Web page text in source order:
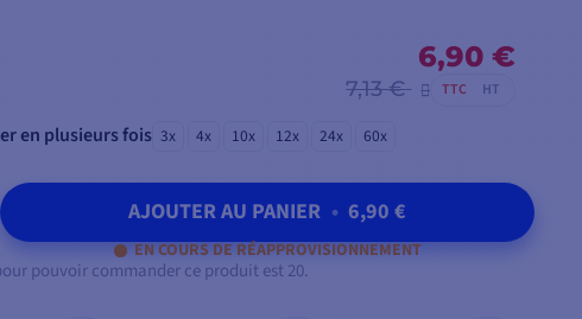
6,90 €
7,13 € TTC HT
en plusieurs fois 3x 4x 10x 12x 24x 60x
AJOUTER AU PANIER • 6,90 €
EN COURS DE RÉAPPROVISIONNEMENT
pouvoir commander ce produit est 20.